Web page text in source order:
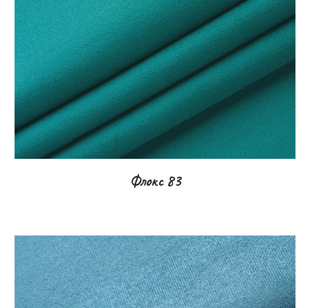
Флокс 83